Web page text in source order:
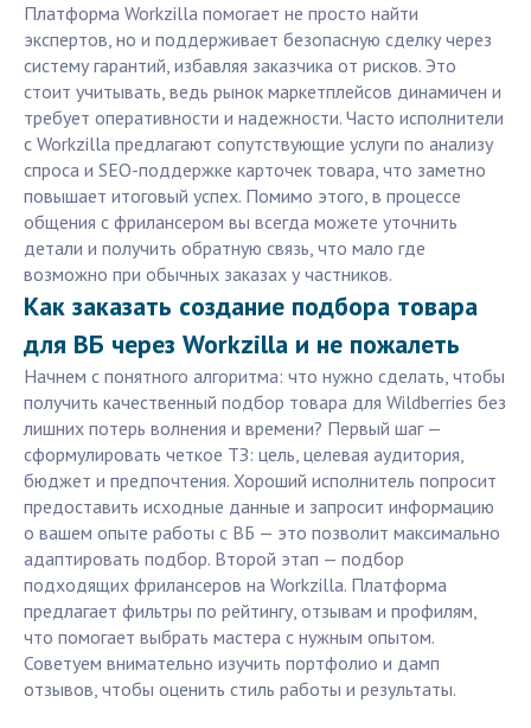
Платформа Workzilla помогает не просто найти
экспертов, но и поддерживает безопасную сделку через
систему гарантий, избавляя заказчика от рисков. Это
стоит учитывать, ведь рынок маркетплейсов динамичен и
требует оперативности и надежности. Часто исполнители
с Workzilla предлагают сопутствующие услуги по анализу
спроса и SEO-поддержке карточек товара, что заметно
повышает итоговый успех. Помимо этого, в процессе
общения с фрилансером вы всегда можете уточнить
детали и получить обратную связь, что мало где
возможно при обычных заказах у частников.
Как заказать создание подбора товара
для ВБ через Workzilla и не пожалеть
Начнем с понятного алгоритма: что нужно сделать, чтобы
получить качественный подбор товара для Wildberries без
лишних потерь волнения и времени? Первый шаг —
сформулировать четкое ТЗ: цель, целевая аудитория,
бюджет и предпочтения. Хороший исполнитель попросит
предоставить исходные данные и запросит информацию
о вашем опыте работы с ВБ — это позволит максимально
адаптировать подбор. Второй этап — подбор
подходящих фрилансеров на Workzilla. Платформа
предлагает фильтры по рейтингу, отзывам и профилям,
что помогает выбрать мастера с нужным опытом.
Советуем внимательно изучить портфолио и дамп
отзывов, чтобы оценить стиль работы и результаты.